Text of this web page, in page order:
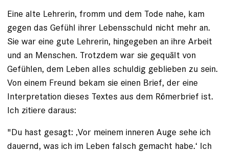
Eine alte Lehrerin, fromm und dem Tode nahe, kam
gegen das Gefühl ihrer Lebensschuld nicht mehr an.
Sie war eine gute Lehrerin, hingegeben an ihre Arbeit
und an Menschen. Trotzdem war sie gequält von
Gefühlen, dem Leben alles schuldig geblieben zu sein.
Von einem Freund bekam sie einen Brief, der eine
Interpretation dieses Textes aus dem Römerbrief ist.
Ich zitiere daraus:
"Du hast gesagt: ‚Vor meinem inneren Auge sehe ich
dauernd, was ich im Leben falsch gemacht habe.‘ Ich